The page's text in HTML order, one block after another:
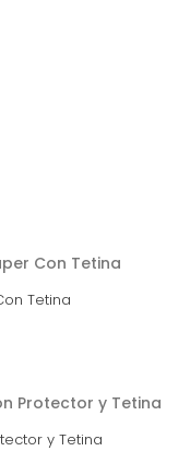
Tetina
y Tetina